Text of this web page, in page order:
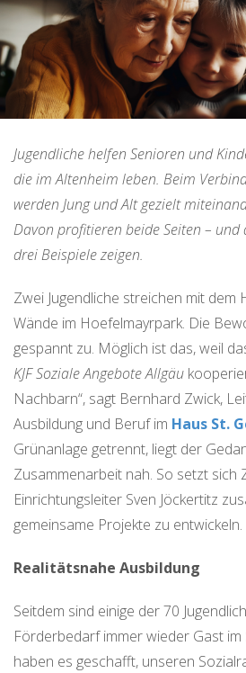
Jugendliche helfen Senioren und
die im Altenheim leben. Beim
werden Jung und Alt gezielt
Davon profitieren beide Seiten – und
drei Beispiele zeigen.
Zwei Jugendliche streichen mit dem
Wände im Hoefelmayrpark. Die
gespannt zu. Möglich ist das, weil
KJF Soziale Angebote Allgäu
Nachbarn“, sagt Bernhard Zwick,
Ausbildung und Beruf im Haus St.
Grünanlage getrennt, liegt der
Zusammenarbeit nah. So setzt sich
Einrichtungsleiter Sven Jöckertitz
gemeinsame Projekte zu entwickeln.
Realitätsnahe Ausbildung
Seitdem sind einige der 70
Förderbedarf immer wieder Gast
haben es geschafft, unseren